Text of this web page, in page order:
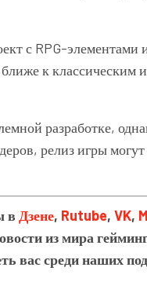
с RPG-элементами
к классическим
разработке,
релиз игры
в Дзене, Rutube, VK,
из мира
вас среди наших